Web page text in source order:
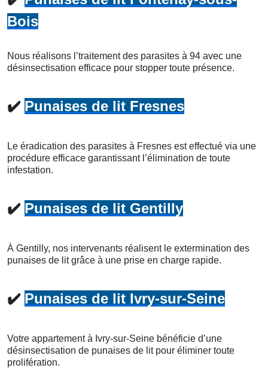
Bois
Nous réalisons l’traitement des parasites à 94 avec une
désinsectisation efficace pour stopper toute présence.
✔️ Punaises de lit Fresnes
Le éradication des parasites à Fresnes est effectué via une
procédure efficace garantissant l’élimination de toute
infestation.
✔️ Punaises de lit Gentilly
À Gentilly, nos intervenants réalisent le extermination des
punaises de lit grâce à une prise en charge rapide.
✔️ Punaises de lit Ivry-sur-Seine
Votre appartement à Ivry-sur-Seine bénéficie d’une
désinsectisation de punaises de lit pour éliminer toute
prolifération.